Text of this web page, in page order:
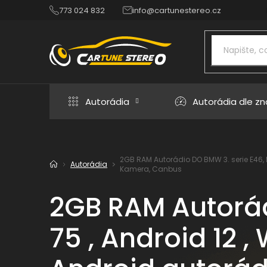
773 024 832 info@cartunestereo.cz
Autorádia Autorádia dle
DomůAutorádia
2GB RAM Autorádio DO BMW 3. serie
Kamera, Canbus
2GB RAM
75 , Android 12 ,